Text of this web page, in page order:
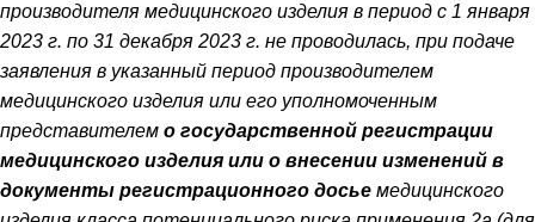
производителя медицинского изделия в период с 1 января
2023 г. по 31 декабря 2023 г. не проводилась, при подаче
заявления в указанный период производителем
медицинского изделия или его уполномоченным
представителем о государственной регистрации
медицинского изделия или о внесении изменений в
документы регистрационного досье медицинского